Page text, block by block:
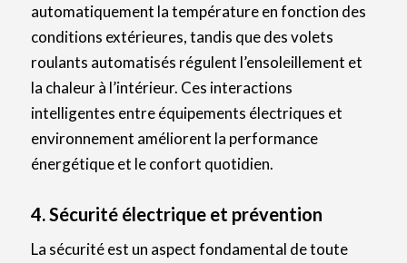
automatiquement la température en fonction des
conditions extérieures, tandis que des volets
roulants automatisés régulent l’ensoleillement et
la chaleur à l’intérieur. Ces interactions
intelligentes entre équipements électriques et
environnement améliorent la performance
énergétique et le confort quotidien.
4. Sécurité électrique et prévention
La sécurité est un aspect fondamental de toute